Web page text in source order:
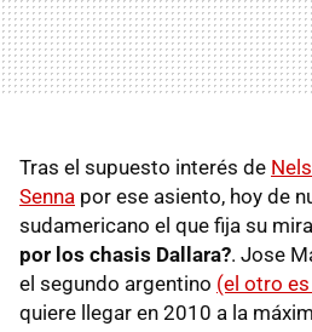
Tras el supuesto interés de
Senna por ese asiento, hoy de
sudamericano el que fija su
por los chasis Dallara?. Jose
el segundo argentino (el otro
quiere llegar en 2010 a la